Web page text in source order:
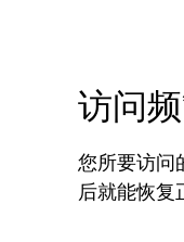
访问
您所要访问
后就能恢复